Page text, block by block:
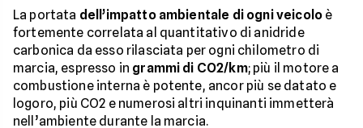
La portata dell’impatto ambientale di ogni veicolo è
fortemente correlata al quantitativo di anidride
carbonica da esso rilasciata per ogni chilometro di
marcia, espresso in grammi di CO2/km; più il motore a
combustione interna è potente, ancor più se datato e
logoro, più CO2 e numerosi altri inquinanti immetterà
nell’ambiente durante la marcia.